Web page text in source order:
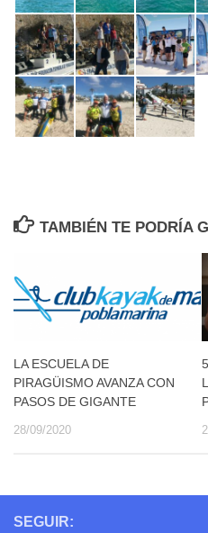
TAMBIÉN TE PODRÍA
LA ESCUELA DE
PIRAGÜISMO AVANZA CON
PASOS DE GIGANTE
28/09/2020
SEGUIR: